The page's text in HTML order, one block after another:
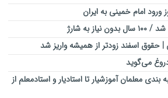
ورود امام خمینی به ایران
به شارژ
| حقوق اسفند زودتر از همیشه واریز شد
می‌گوید
بندی معلمان آموزشیار تا استادیار و استادمعلم از